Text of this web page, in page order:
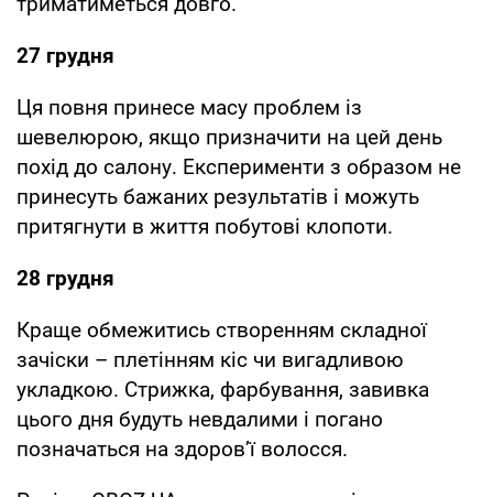
27 грудня
Ця повня принесе масу проблем із
шевелюрою, якщо призначити на цей день
похід до салону. Експерименти з образом не
принесуть бажаних результатів і можуть
притягнути в життя побутові клопоти.
28 грудня
Краще обмежитись створенням складної
зачіски – плетінням кіс чи вигадливою
укладкою. Стрижка, фарбування, завивка
цього дня будуть невдалими і погано
позначаться на здоров’ї волосся.